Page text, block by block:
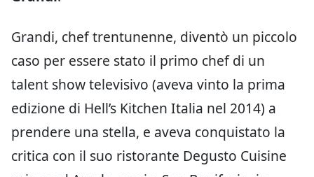
Grandi, chef trentunenne, diventò un piccolo
caso per essere stato il primo chef di un
talent show televisivo (aveva vinto la prima
edizione di Hell’s Kitchen Italia nel 2014) a
prendere una stella, e aveva conquistato la
critica con il suo ristorante Degusto Cuisine